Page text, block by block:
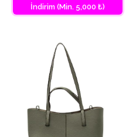
İndirim (Min. 5,000 ₺)